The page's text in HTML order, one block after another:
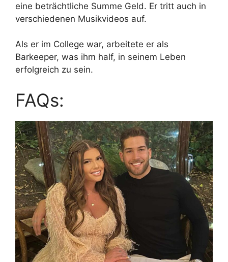
eine beträchtliche Summe Geld. Er tritt auch in
verschiedenen Musikvideos auf.
Als er im College war, arbeitete er als
Barkeeper, was ihm half, in seinem Leben
erfolgreich zu sein.
FAQs: